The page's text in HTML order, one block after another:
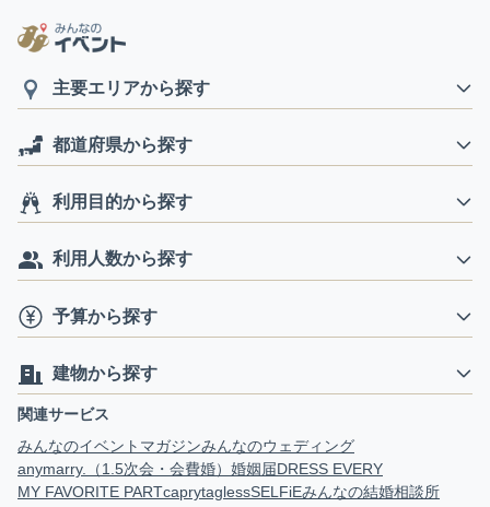
主要エリアから探す
都道府県から探す
利用目的から探す
利用人数から探す
予算から探す
建物から探す
関連サービス
みんなのイベントマガジンみんなのウェディング
anymarry.（1.5次会・会費婚） 婚姻届DRESS EVERY
MY FAVORITE PARTcaprytaglessSELFiEみんなの結婚相談所